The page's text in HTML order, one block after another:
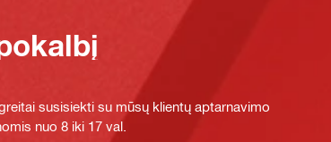
susisiekti su mūsų klientų aptarnavimo
nuo 8 iki 17 val.